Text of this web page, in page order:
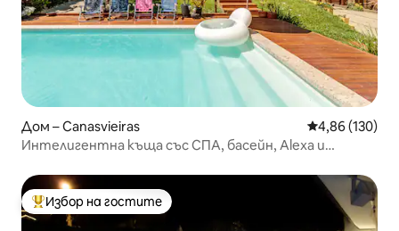
Дом – Canasvieiras Средна
4,86 (130)
Интелигентна къща със СПА, басейн, Alexa и
Най-популярен избор на гостите
Избор на гостите